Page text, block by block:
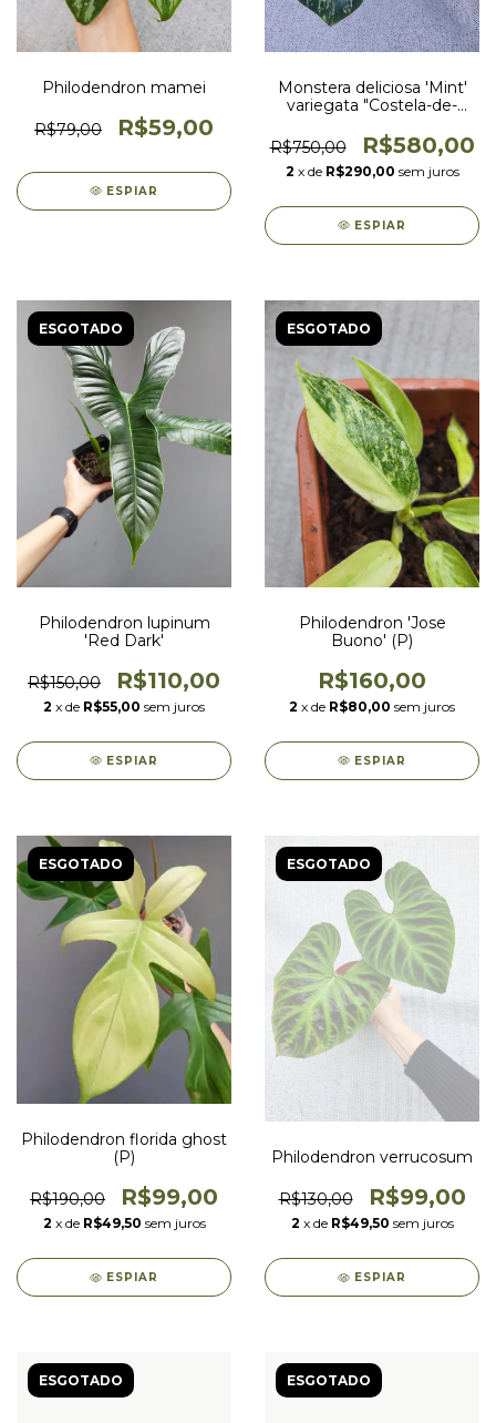
Philodendron mamei
R$79,00 R$59,00
ESPIAR
Monstera deliciosa 'Mint'
variegata "Costela-de-
R$750,00
R$580,00
2 x de R$290,00 sem juros
ESPIAR
ESGOTADO
Philodendron lupinum
'Red Dark'
R$150,00 R$110,00
2 x de R$55,00 sem juros
ESPIAR
ESGOTADO
Philodendron 'Jose
Buono' (P)
R$160,00
2 x de R$80,00 sem juros
ESPIAR
ESGOTADO
Philodendron florida ghost
(P)
R$190,00 R$99,00
2 x de R$49,50 sem juros
ESPIAR
ESGOTADO
Philodendron verrucosum
R$130,00 R$99,00
2 x de R$49,50 sem juros
ESPIAR
ESGOTADO ESGOTADO